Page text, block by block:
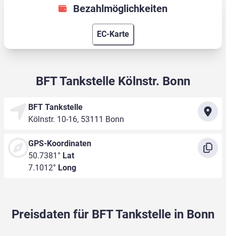
Bezahlmöglichkeiten
EC-Karte
BFT Tankstelle Kölnstr. Bonn
BFT Tankstelle
Kölnstr. 10-16, 53111 Bonn
GPS-Koordinaten
50.7381° Lat
7.1012° Long
Preisdaten für BFT Tankstelle in Bonn